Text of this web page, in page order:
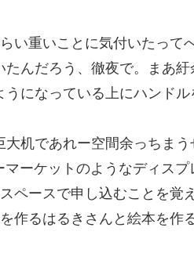
い重いことに気付いたって
んだろう、徹夜で。まあ
になっている上にハンド
机であれー空間余っちまう
ーケットのようなディスプ
ペースで申し込むことを覚
作るはるきさんと絵本を作